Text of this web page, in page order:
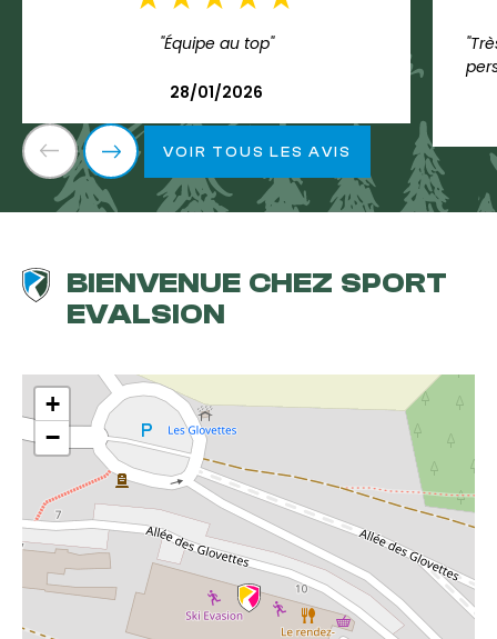
"Équipe au top"
28/01/2026
VOIR TOUS LES AVIS
BIENVENUE CHEZ SPORT
EVALSION
+
−